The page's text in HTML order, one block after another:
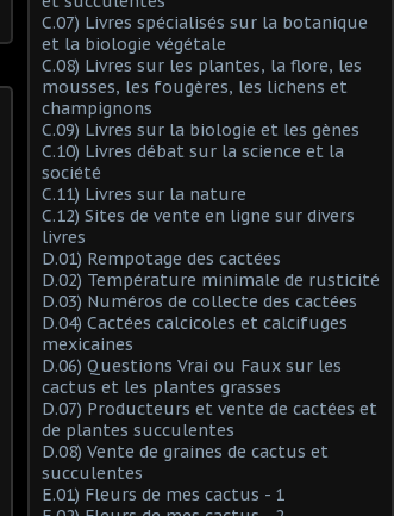
C.07) Livres spécialisés sur la botanique
et la biologie végétale
C.08) Livres sur les plantes, la flore, les
mousses, les fougères, les lichens et
champignons
C.09) Livres sur la biologie et les gènes
C.10) Livres débat sur la science et la
société
C.11) Livres sur la nature
C.12) Sites de vente en ligne sur divers
livres
D.01) Rempotage des cactées
D.02) Température minimale de rusticité
D.03) Numéros de collecte des cactées
D.04) Cactées calcicoles et calcifuges
mexicaines
D.06) Questions Vrai ou Faux sur les
cactus et les plantes grasses
D.07) Producteurs et vente de cactées et
de plantes succulentes
D.08) Vente de graines de cactus et
succulentes
E.01) Fleurs de mes cactus - 1